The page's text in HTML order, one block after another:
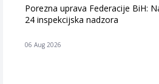
Porezna uprava Federacije BiH:
24 inspekcijska nadzora
06 Aug 2026